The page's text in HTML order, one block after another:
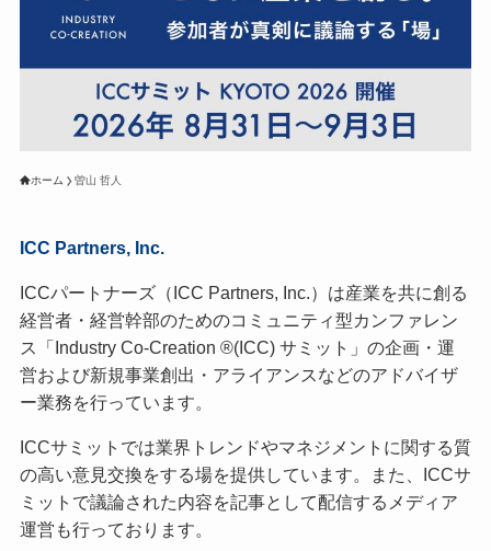
ホーム 曽山 哲人
ICC Partners, Inc.
ICCパートナーズ（ICC Partners, Inc.）は産業を共に創る
経営者・経営幹部のためのコミュニティ型カンファレン
ス「Industry Co-Creation ®(ICC) サミット」の企画・運
営および新規事業創出・アライアンスなどのアドバイザ
ー業務を行っています。
ICCサミットでは業界トレンドやマネジメントに関する質
の高い意見交換をする場を提供しています。また、ICCサ
ミットで議論された内容を記事として配信するメディア
運営も行っております。